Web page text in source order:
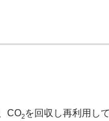
CO2を回収し再利用し